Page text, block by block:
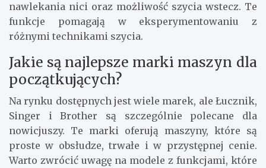
nawlekania nici oraz możliwość szycia wstecz. Te
funkcje pomagają w eksperymentowaniu z
różnymi technikami szycia.
Jakie są najlepsze marki maszyn dla
początkujących?
Na rynku dostępnych jest wiele marek, ale Łucznik,
Singer i Brother są szczególnie polecane dla
nowicjuszy. Te marki oferują maszyny, które są
proste w obsłudze, trwałe i w przystępnej cenie.
Warto zwrócić uwagę na modele z funkcjami, które